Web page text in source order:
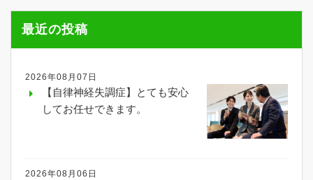
最近の投稿
2026年08月07日
【自律神経失調症】とても安心
してお任せできます。
2026年08月06日